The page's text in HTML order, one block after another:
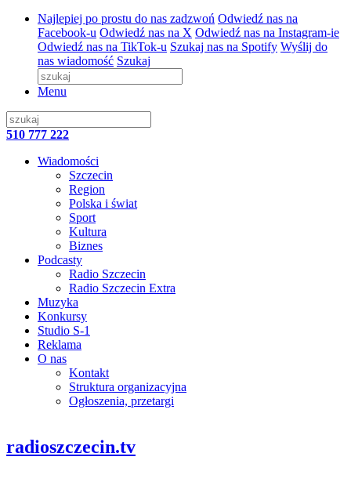
Najlepiej po prostu do nas zadzwoń Odwiedź nas na
Facebook-u Odwiedź nas na X Odwiedź nas na Instagram-ie
Odwiedź nas na TikTok-u Szukaj nas na Spotify Wyślij do
nas wiadomość Szukaj
Menu
510 777 222
Wiadomości
Szczecin
Region
Polska i świat
Sport
Kultura
Biznes
Podcasty
Radio Szczecin
Radio Szczecin Extra
Muzyka
Konkursy
Studio S-1
Reklama
O nas
Kontakt
Struktura organizacyjna
Ogłoszenia, przetargi
radioszczecin.tv